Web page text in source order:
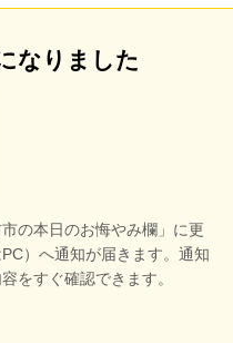
なりました
市の本日のお悔やみ欄」に更
）へ通知が届きます。通知
をすぐ確認できます。